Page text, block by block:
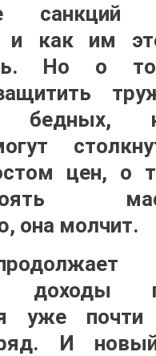
санкций
и как им
Но о
бедных,
цен, о
она молчит.
доходы
уже почти
И